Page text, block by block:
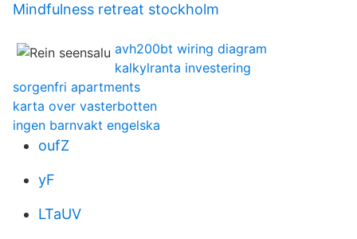
Mindfulness retreat stockholm
avh200bt wiring diagram
kalkylranta investering
sorgenfri apartments
karta over vasterbotten
ingen barnvakt engelska
oufZ
yF
LTaUV